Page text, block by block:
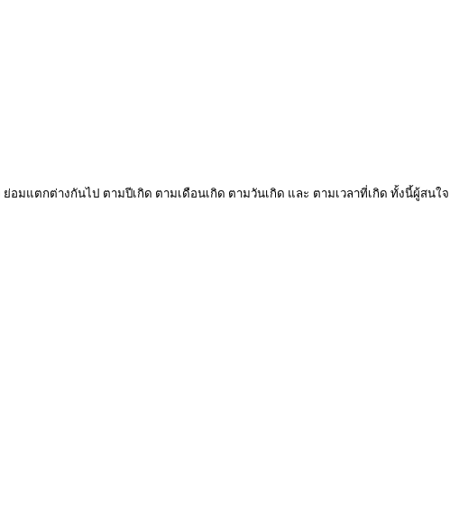
มแตกต่างกันไป ตามปีเกิด ตามเดือนเกิด ตามวันเกิด และ ตามเวลาที่เกิด ทั้งนี้ผู้สนใจ